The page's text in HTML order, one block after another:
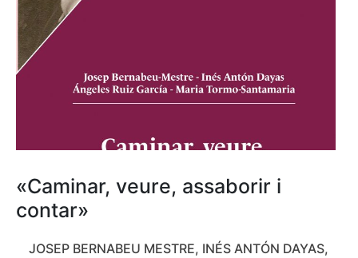
«Caminar, veure, assaborir i
contar»
JOSEP BERNABEU MESTRE, INÉS ANTÓN DAYAS,